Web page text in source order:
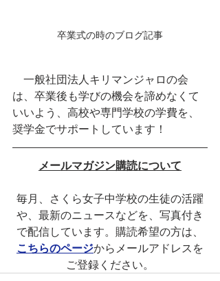
卒業式の時のブログ記事
一般社団法人キリマンジャロの会
は、卒業後も学びの機会を諦めなくて
いいよう、高校や専門学校の学費を、
奨学金でサポートしています！
メールマガジン購読について
毎月、さくら女子中学校の生徒の活躍
や、最新のニュースなどを、写真付き
で配信しています。購読希望の方は、
こちらのページからメールアドレスを
ご登録ください。